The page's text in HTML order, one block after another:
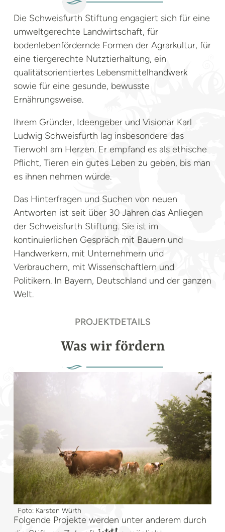
Die Schweisfurth Stiftung engagiert sich für eine
umweltgerechte Landwirtschaft, für
bodenlebenfördernde Formen der Agrarkultur, für
eine tiergerechte Nutztierhaltung, ein
qualitätsorientiertes Lebensmittelhandwerk
sowie für eine gesunde, bewusste
Ernährungsweise.
Ihrem Gründer, Ideengeber und Visionär Karl
Ludwig Schweisfurth lag insbesondere das
Tierwohl am Herzen. Er empfand es als ethische
Pflicht, Tieren ein gutes Leben zu geben, bis man
es ihnen nehmen würde.
Das Hinterfragen und Suchen von neuen
Antworten ist seit über 30 Jahren das Anliegen
der Schweisfurth Stiftung. Sie ist im
kontinuierlichen Gespräch mit Bauern und
Handwerkern, mit Unternehmern und
Verbrauchern, mit Wissenschaftlern und
Politikern. In Bayern, Deutschland und der ganzen
Welt.
PROJEKTDETAILS
Was wir fördern
Foto: Karsten Würth
Folgende Projekte werden unter anderem durch